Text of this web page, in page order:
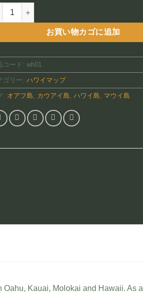
Ao Pua’a 2006 （WH01)個
お買い物カゴに追加
コード:wh01
ゴリー:ハワイマップ
: オアフ島 カウアイ島 ,ハワイ島 マウイ島
Kauai, Molokai and Hawaii. As a